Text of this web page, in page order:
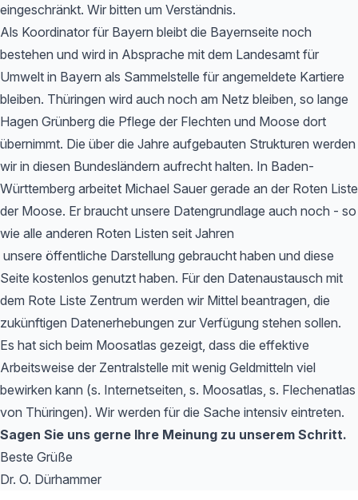
eingeschränkt. Wir bitten um Verständnis.
Als Koordinator für Bayern bleibt die Bayernseite noch
bestehen und wird in Absprache mit dem Landesamt für
Umwelt in Bayern als Sammelstelle für angemeldete Kartiere
bleiben. Thüringen wird auch noch am Netz bleiben, so lange
Hagen Grünberg die Pflege der Flechten und Moose dort
übernimmt. Die über die Jahre aufgebauten Strukturen werden
wir in diesen Bundesländern aufrecht halten. In Baden-
Württemberg arbeitet Michael Sauer gerade an der Roten Liste
der Moose. Er braucht unsere Datengrundlage auch noch - so
wie alle anderen Roten Listen seit Jahren
unsere öffentliche Darstellung gebraucht haben und diese
Seite kostenlos genutzt haben. Für den Datenaustausch mit
dem Rote Liste Zentrum werden wir Mittel beantragen, die
zukünftigen Datenerhebungen zur Verfügung stehen sollen.
Es hat sich beim Moosatlas gezeigt, dass die effektive
Arbeitsweise der Zentralstelle mit wenig Geldmitteln viel
bewirken kann (s. Internetseiten, s. Moosatlas, s. Flechenatlas
von Thüringen). Wir werden für die Sache intensiv eintreten.
Sagen Sie uns gerne Ihre Meinung zu unserem Schritt.
Beste Grüße
Dr. O. Dürhammer